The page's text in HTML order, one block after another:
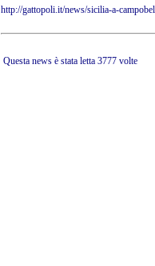
http://gattopoli.it/news/sicilia-a-
Questa news è stata letta 3777 volte